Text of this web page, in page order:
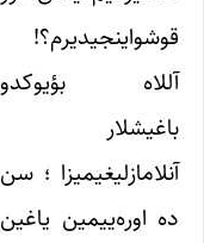
قوشو‌اینجیدیرم؟!
آللاه بؤیوکدو
باغیشلار
آنلامازلیغیمیزا ؛ سن
ده اوره‌ییمین یاغین